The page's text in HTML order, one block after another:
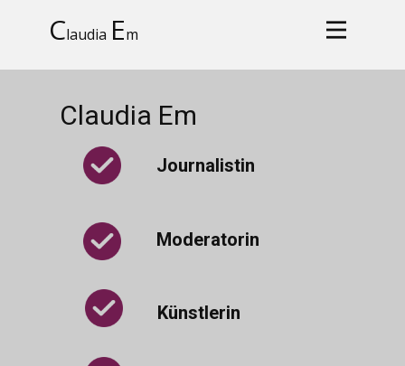
Claudia Em
Claudia Em
Journalistin
Moderatorin
Künstlerin